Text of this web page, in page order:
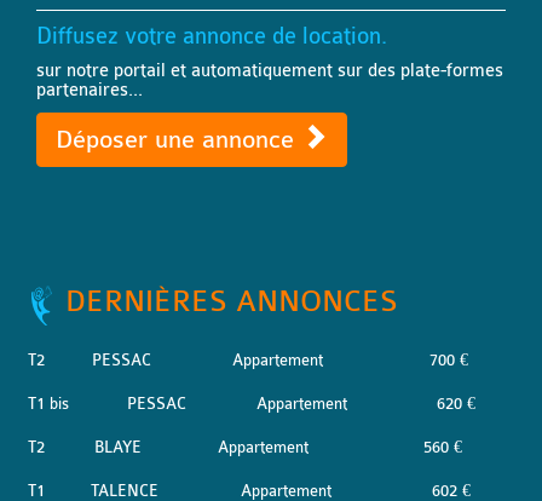
Diffusez votre annonce de location.
sur notre portail et automatiquement sur des plate-formes
partenaires...
Déposer une annonce
DERNIÈRES ANNONCES
T2 PESSAC Appartement 700 €
T1 bis PESSAC Appartement 620 €
T2 BLAYE Appartement 560 €
T1 TALENCE Appartement 602 €